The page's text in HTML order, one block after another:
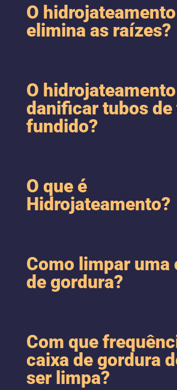
O hidrojateamento
elimina as raízes?
O
danificar tubos de
fundido?
O que é
Hidrojateamento?
Como limpar uma
de gordura?
Com que
caixa de gordura
ser limpa?